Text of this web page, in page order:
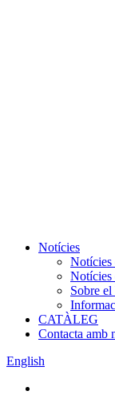
Notícies
Notícies
Notícies
Sobre
CATÀLEG
Contacta amb
English